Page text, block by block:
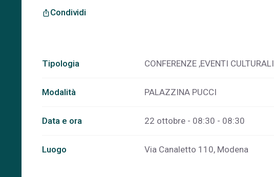
ios_shareCondividi
Tipologia CONFERENZE ,EVENTI CULTURALI
Modalità PALAZZINA PUCCI
Data e ora 22 ottobre - 08:30 - 08:30
Luogo Via Canaletto 110, Modena